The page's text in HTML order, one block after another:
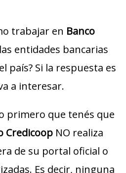
trabajar en Banco
entidades bancarias
país? Si la respuesta es
a interesar.
primero que tenés que
Credicoop NO realiza
de su portal oficial o
Es decir, ninguna